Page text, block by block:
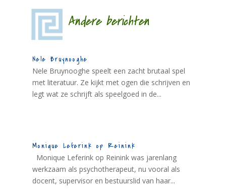
Andere berichten
Nele Bruynooghe
Nele Bruynooghe speelt een zacht brutaal spel
met literatuur. Ze kijkt met ogen die schrijven en
legt wat ze schrijft als speelgoed in de...
Monique Leferink op Reinink
Monique Leferink op Reinink was jarenlang
werkzaam als psychotherapeut, nu vooral als
docent, supervisor en bestuurslid van haar...